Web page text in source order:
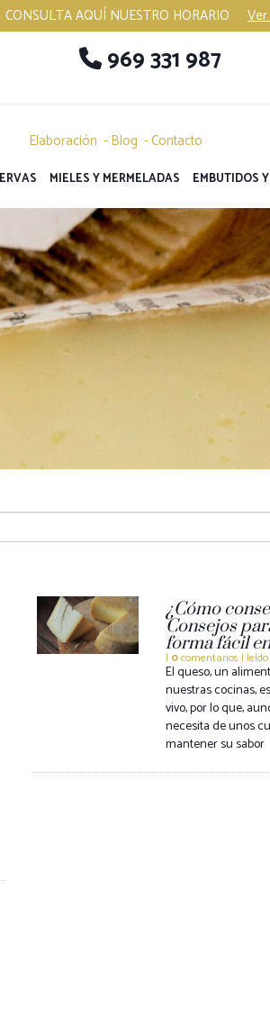
CONSULTA AQUÍ NUESTRO HORARIO
969 331 987
Elaboración Blog Contacto
MIELES Y MERMELADAS EMBUTIDOS
¿Cómo
Consejos
forma fácil
| 0comentarios | leído
El queso, un
nuestras cocinas,
vivo, por lo que,
necesita de unos
mantener su sabor